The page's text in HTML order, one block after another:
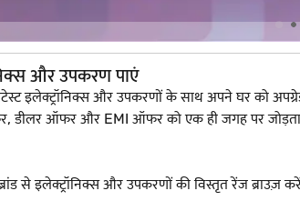
और उपकरण पाएं
इलेक्ट्रॉनिक्स और उपकरणों के साथ अपने घर को
डीलर ऑफर और EMI ऑफर को एक ही जगह पर
से इलेक्ट्रॉनिक्स और उपकरणों की विस्तृत रेंज ब्राउज़